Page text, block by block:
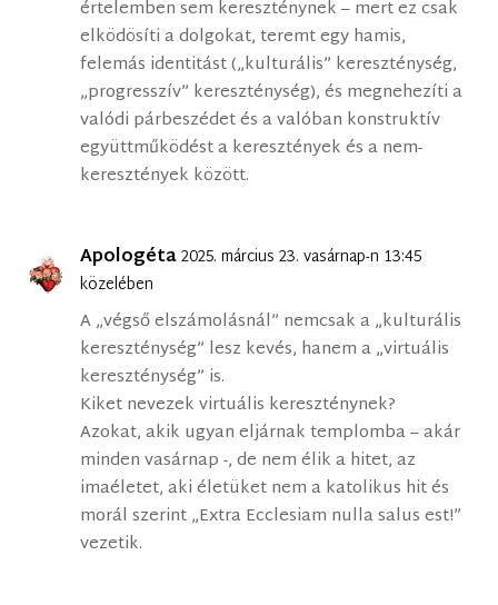
értelemben sem kereszténynek – mert ez csak
elködösíti a dolgokat, teremt egy hamis,
felemás identitást („kulturális” kereszténység,
„progresszív” kereszténység), és megnehezíti a
valódi párbeszédet és a valóban konstruktív
együttműködést a keresztények és a nem-
keresztények között.
Apologéta2025. március 23. vasárnap-n 13:45
közelében
A „végső elszámolásnál” nemcsak a „kulturális
kereszténység” lesz kevés, hanem a „virtuális
kereszténység” is.
Kiket nevezek virtuális kereszténynek?
Azokat, akik ugyan eljárnak templomba – akár
minden vasárnap -, de nem élik a hitet, az
imaéletet, aki életüket nem a katolikus hit és
morál szerint „Extra Ecclesiam nulla salus est!”
vezetik.